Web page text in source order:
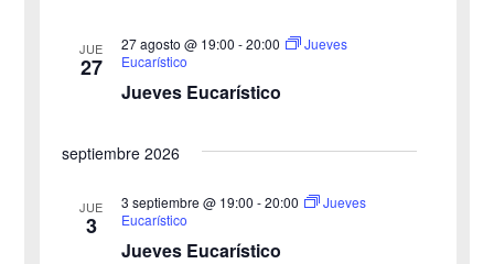
n
ú
h
JUE
27
Jueves Eucarístico
27 agosto @ 19:00 -20:00
Jueves
Eucarístico
septiembre 2026
JUE
3
Jueves Eucarístico
3 septiembre @ 19:00 -20:00
Jueves
Eucarístico